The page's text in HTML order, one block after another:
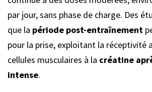
par jour, sans phase de charge. Des
que la période post-entraînement
pour la prise, exploitant la réceptivité
cellules musculaires à la créatine
intense.